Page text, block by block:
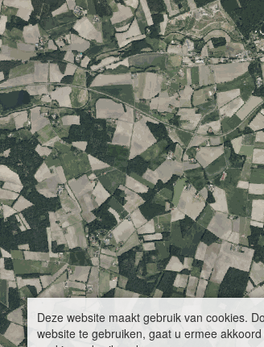
Deze website maakt gebruik van cookies.
website te gebruiken, gaat u ermee